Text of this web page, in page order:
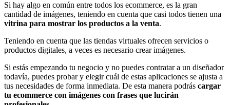
Si hay algo en común entre todos los ecommerce, es la gran
cantidad de imágenes, teniendo en cuenta que casi todos tienen una
vitrina para mostrar los productos a la venta.
Teniendo en cuenta que las tiendas virtuales ofrecen servicios o
productos digitales, a veces es necesario crear imágenes.
Si estás empezando tu negocio y no puedes contratar a un diseñador
todavía, puedes probar y elegir cuál de estas aplicaciones se ajusta a
tus necesidades de forma inmediata. De esta manera podrás cargar
tu ecommerce con imágenes con frases que lucirán